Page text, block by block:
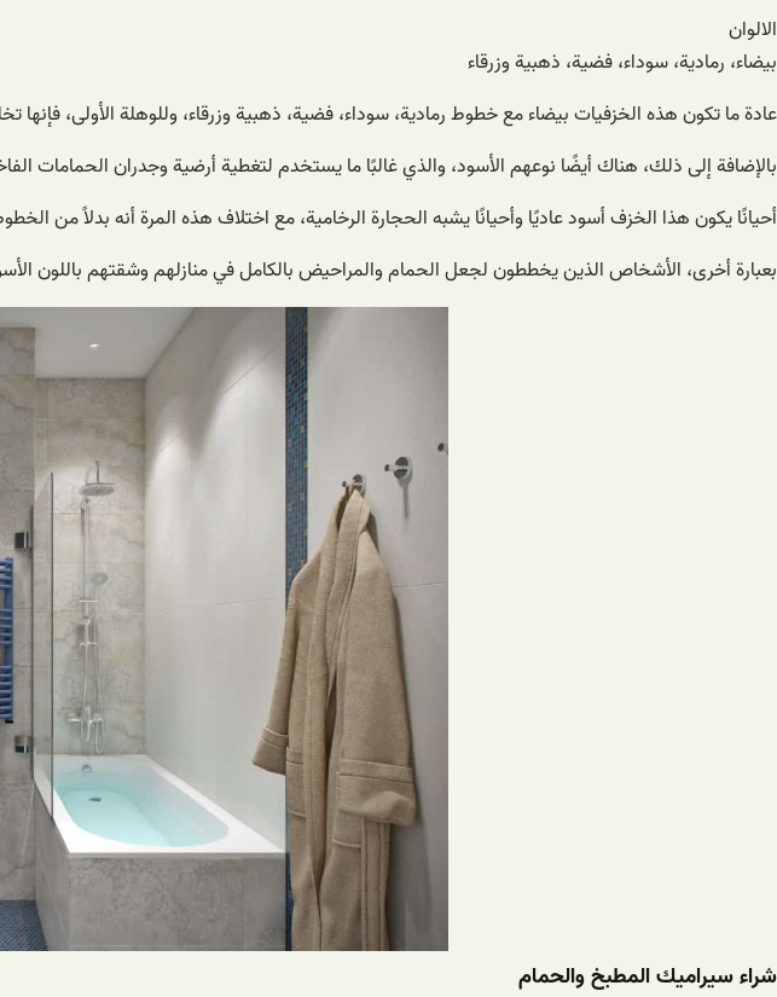
الالوان
بيضاء، رمادية، سوداء، فضية، ذهبية وزرقاء
عادة ما تكون هذه الخزفيات بيضاء مع خطوط رمادية، سوداء، فضية، ذهبية وزرقاء، وللوهلة الأولى، فإنها
بالإضافة إلى ذلك، هناك أيضًا نوعهم الأسود، والذي غالبًا ما يستخدم لتغطية أرضية وجدران الحمامات
أحيانًا يكون هذا الخزف أسود عاديًا وأحيانًا يشبه الحجارة الرخامية، مع اختلاف هذه المرة أنه بدلاً من
بعبارة أخرى، الأشخاص الذين يخططون لجعل الحمام والمراحيض بالكامل في منازلهم وشقتهم باللون
شراء سيراميك المطبخ والحمام